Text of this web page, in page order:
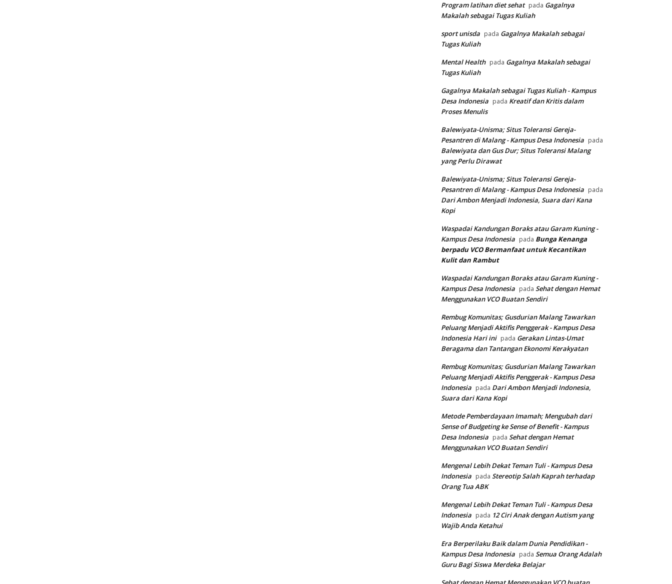
Program latihan diet sehat pada Gagalnya
Makalah sebagai Tugas Kuliah
sport unisda pada Gagalnya Makalah sebagai
Tugas Kuliah
Mental Health pada Gagalnya Makalah sebagai
Tugas Kuliah
Gagalnya Makalah sebagai Tugas Kuliah - Kampus
Desa Indonesia pada Kreatif dan Kritis dalam
Proses Menulis
Balewiyata-Unisma; Situs Toleransi Gereja-
Pesantren di Malang - Kampus Desa Indonesia pada
Balewiyata dan Gus Dur; Situs Toleransi Malang
yang Perlu Dirawat
Balewiyata-Unisma; Situs Toleransi Gereja-
Pesantren di Malang - Kampus Desa Indonesia pada
Dari Ambon Menjadi Indonesia, Suara dari Kana
Kopi
Waspadai Kandungan Boraks atau Garam Kuning -
Kampus Desa Indonesia pada Bunga Kenanga
berpadu VCOBermanfaat untuk Kecantikan
Kulit dan Rambut
Waspadai Kandungan Boraks atau Garam Kuning -
Kampus Desa Indonesia pada Sehat dengan Hemat
Menggunakan VCO Buatan Sendiri
Rembug Komunitas; Gusdurian Malang Tawarkan
Peluang Menjadi Aktifis Penggerak - Kampus Desa
Indonesia Hari ini pada Gerakan Lintas-Umat
Beragama dan Tantangan Ekonomi Kerakyatan
Rembug Komunitas; Gusdurian Malang Tawarkan
Peluang Menjadi Aktifis Penggerak - Kampus Desa
Indonesia pada Dari Ambon Menjadi Indonesia,
Suara dari Kana Kopi
Metode Pemberdayaan Imamah; Mengubah dari
Sense of Budgeting ke Sense of Benefit - Kampus
Desa Indonesia pada Sehat dengan Hemat
Menggunakan VCO Buatan Sendiri
Mengenal Lebih Dekat Teman Tuli - Kampus Desa
Indonesia pada Stereotip Salah Kaprah terhadap
Orang Tua ABK
Mengenal Lebih Dekat Teman Tuli - Kampus Desa
Indonesia pada 12 Ciri Anak dengan Autism yang
Wajib Anda Ketahui
Era Berperilaku Baik dalam Dunia Pendidikan -
Kampus Desa Indonesia pada Semua Orang Adalah
Guru Bagi Siswa Merdeka Belajar